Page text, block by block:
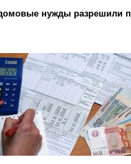
нужды разрешили